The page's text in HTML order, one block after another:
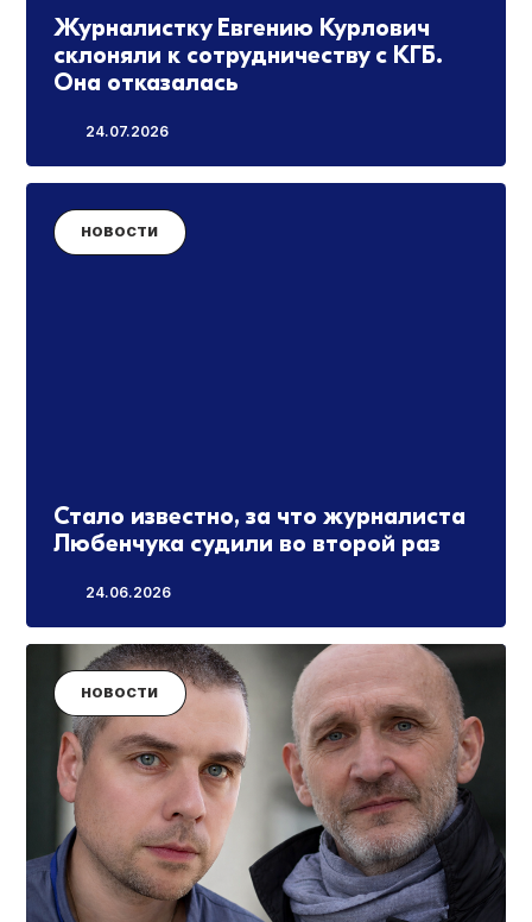
Журналистку Евгению Курлович
склоняли к сотрудничеству с КГБ.
Она отказалась
24.07.2026
НОВОСТИ
Стало известно, за что журналиста
Любенчука судили во второй раз
24.06.2026
НОВОСТИ